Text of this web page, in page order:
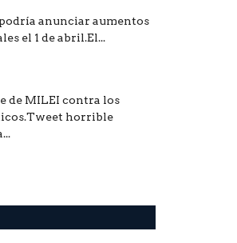
anunciar aumentos
el 1 de abril.El...
de MILEI contra los
horrible